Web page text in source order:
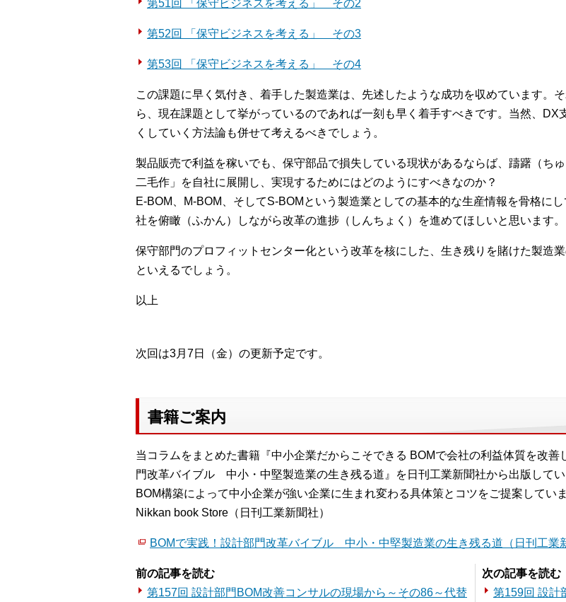
第51回 「保守ビジネスを考える」 その2
第52回 「保守ビジネスを考える」 その3
第53回 「保守ビジネスを考える」 その4
この課題に早く気付き、着手した製造業は、先述したような成功を収めています。
ら、現在課題として挙がっているのであれば一刻も早く着手すべきです。当然、
くしていく方法論も併せて考えるべきでしょう。
製品販売で利益を稼いでも、保守部品で損失している現状があるならば、躊躇（ち
二毛作」を自社に展開し、実現するためにはどのようにすべきなのか？
E-BOM、M-BOM、そしてS-BOMという製造業としての基本的な生産情報を骨格に
社を俯瞰（ふかん）しながら改革の進捗（しんちょく）を進めてほしいと思います。
保守部門のプロフィットセンター化という改革を核にした、生き残りを賭けた製造
といえるでしょう。
以上
次回は3月7日（金）の更新予定です。
書籍ご案内
当コラムをまとめた書籍『中小企業だからこそできる BOMで会社の利益体質を改
門改革バイブル 中小・中堅製造業の生き残る道』を日刊工業新聞社から出版してい
BOM構築によって中小企業が強い企業に生まれ変わる具体策とコツをご提案していま
Nikkan book Store（日刊工業新聞社）
BOMで実践！設計部門改革バイブル 中小・中堅製造業の生き残る道（日刊工業
前の記事を読む
第157回 設計部門BOM改善コンサルの現場から～その86～代替
次の記事を読む
第159回 設計